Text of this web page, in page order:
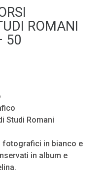
ROMANI
50
Studi Romani
fotografici in bianco e
in album e